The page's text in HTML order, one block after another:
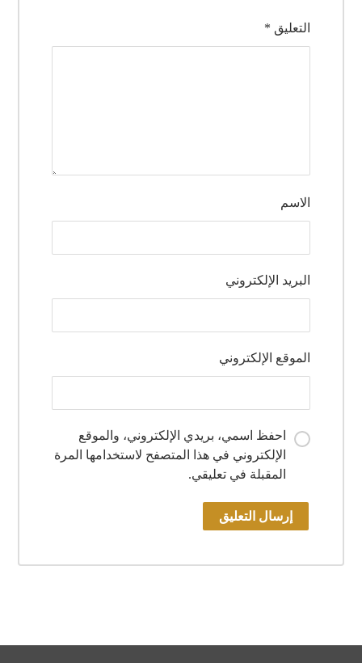
التعليق *
الاسم
البريد الإلكتروني
الموقع الإلكتروني
احفظ اسمي، بريدي الإلكتروني، والموقع
الإلكتروني في هذا المتصفح لاستخدامها المرة
المقبلة في تعليقي.